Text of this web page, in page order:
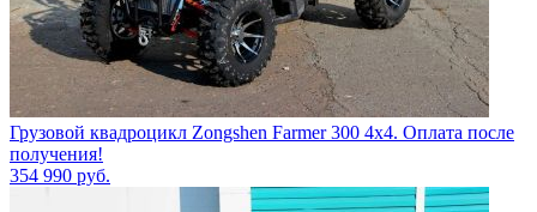
Грузовой квадроцикл Zongshen Farmer 300 4х4. Оплата после
получения!
354 990 руб.